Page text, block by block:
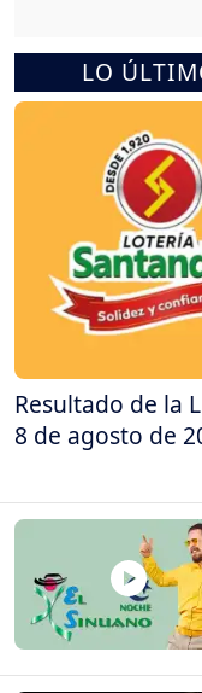
LO
Resultado de la
8 de agosto de